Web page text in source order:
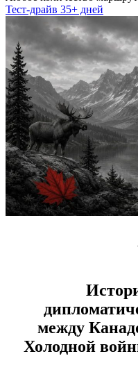
Тест-драйв 35+ дней
между
Холодной